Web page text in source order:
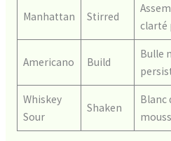
Manhattan Stirred
clarté
Americano Build
Bulle
Whiskey
Sour
Shaken
Blanc